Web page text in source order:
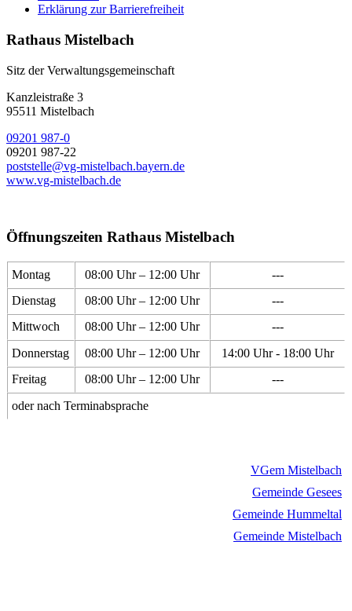
Erklärung zur Barrierefreiheit
Rathaus Mistelbach
Sitz der Verwaltungsgemeinschaft
Kanzleistraße 3
95511 Mistelbach
09201 987-0
09201 987-22
poststelle@vg-mistelbach.bayern.de
www.vg-mistelbach.de
Öffnungszeiten Rathaus Mistelbach
Montag 08:00 Uhr – 12:00 Uhr
---
Dienstag
08:00 Uhr – 12:00 Uhr
---
Mittwoch
08:00 Uhr – 12:00 Uhr
---
Donnerstag
08:00 Uhr – 12:00 Uhr
14:00 Uhr - 18:00 Uhr
Freitag
08:00 Uhr – 12:00 Uhr
---
oder nach Terminabsprache
VGem Mistelbach
Gemeinde Gesees
Gemeinde Hummeltal
Gemeinde Mistelbach